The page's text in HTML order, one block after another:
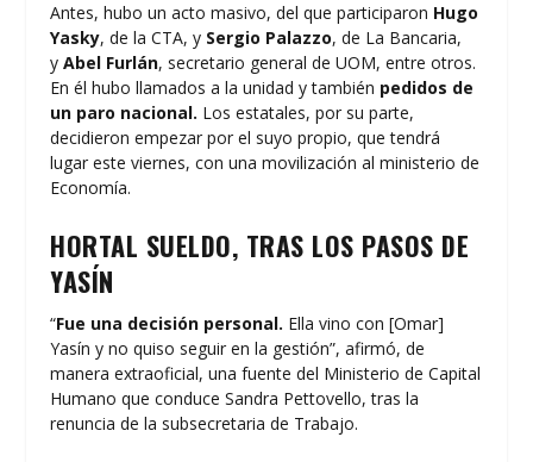
Antes, hubo un acto masivo, del que participaron Hugo
Yasky, de la CTA, y Sergio Palazzo, de La Bancaria,
yAbel Furlán, secretario general de UOM, entre otros.
En él hubo llamados a la unidad y también pedidos de
un paro nacional. Los estatales, por su parte,
decidieron empezar por el suyo propio, que tendrá
lugar este viernes, con una movilización al ministerio de
Economía.
HORTAL SUELDO, TRAS LOS PASOS DE
YASÍN
“Fue una decisión personal. Ella vino con [Omar]
Yasín y no quiso seguir en la gestión”, afirmó, de
manera extraoficial, una fuente del Ministerio de Capital
Humano que conduce Sandra Pettovello, tras la
renuncia de la subsecretaria de Trabajo.